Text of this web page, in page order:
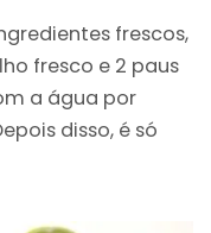
frescos,
fresco e 2 paus
a água por
disso, é só